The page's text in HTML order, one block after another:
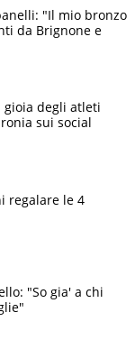
"Il mio bronzo
da Brignone e
gioia degli atleti
sui social
regalare le 4
"So gia' a chi